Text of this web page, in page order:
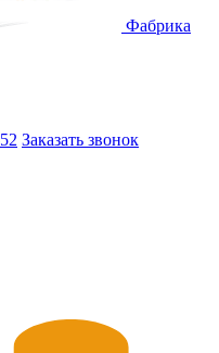
Фабрика
Заказать звонок